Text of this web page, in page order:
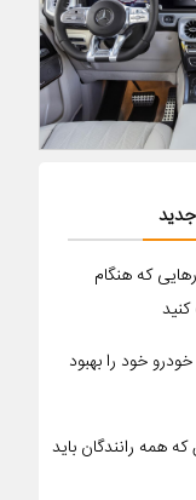
که هنگام
کنید
خودرو خود را بهبود
همه رانندگان باید